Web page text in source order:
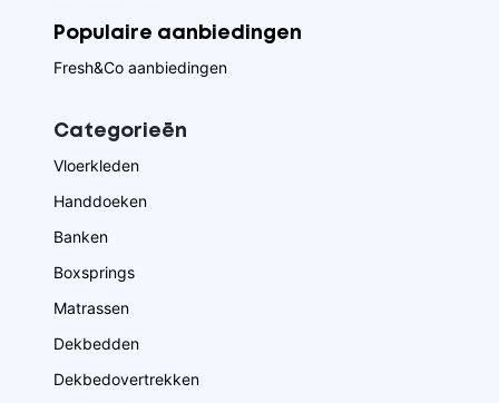
Populaire aanbiedingen
Fresh&Co aanbiedingen
Categorieēn
Vloerkleden
Handdoeken
Banken
Boxsprings
Matrassen
Dekbedden
Dekbedovertrekken